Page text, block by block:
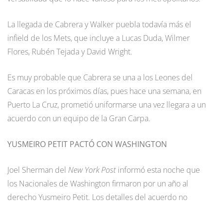
La llegada de Cabrera y Walker puebla todavía más el
infield de los Mets, que incluye a Lucas Duda, Wilmer
Flores, Rubén Tejada y David Wright.
Es muy probable que Cabrera se una a los Leones del
Caracas en los próximos días, pues hace una semana, en
Puerto La Cruz, prometió uniformarse una vez llegara a un
acuerdo con un equipo de la Gran Carpa.
YUSMEIRO PETIT PACTÓ CON WASHINGTON
Joel Sherman del New York Postinformó esta noche que
los Nacionales de Washington firmaron por un año al
derecho Yusmeiro Petit. Los detalles del acuerdo no